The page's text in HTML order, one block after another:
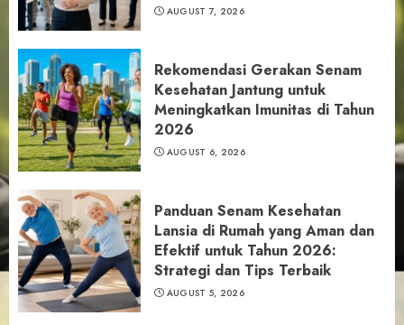
AUGUST 7, 2026
Rekomendasi Gerakan Senam
Kesehatan Jantung untuk
Meningkatkan Imunitas di Tahun
2026
AUGUST 6, 2026
Panduan Senam Kesehatan
Lansia di Rumah yang Aman dan
Efektif untuk Tahun 2026:
Strategi dan Tips Terbaik
AUGUST 5, 2026